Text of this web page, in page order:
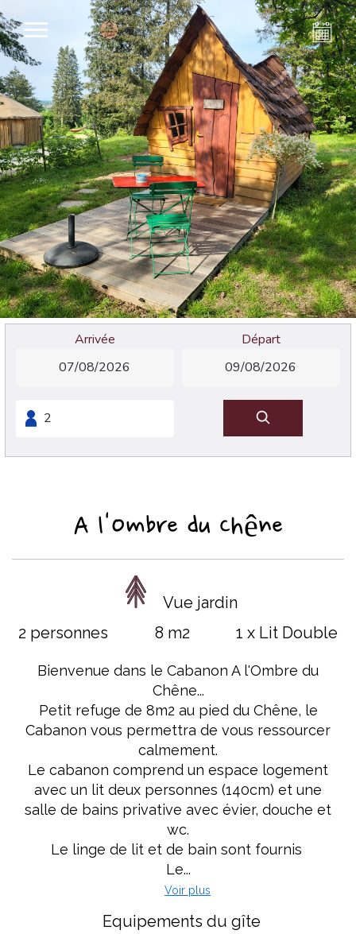
Arrivée Départ
A l'Ombre du Chêne
Vue jardin
2 personnes
8 m2 1 x Lit Double
Bienvenue dans le Cabanon A l'Ombre du
Chêne...
Petit refuge de 8m2 au pied du Chêne, le
Cabanon vous permettra de vous ressourcer
calmement.
Le cabanon comprend un espace logement
avec un lit deux personnes (140cm) et une
salle de bains privative avec évier, douche et
wc.
Le linge de lit et de bain sont fournis
Le...
Voir plus
Equipements du gîte